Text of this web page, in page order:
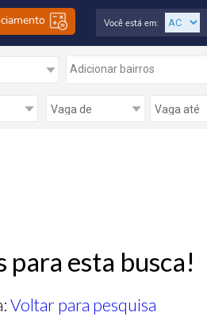
Você está em:
Adicionar bairros
esta busca!
Voltar para pesquisa